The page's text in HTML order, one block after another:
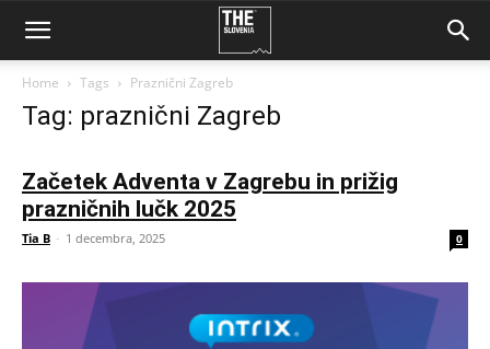
Home Tags Praznični Zagreb
Tag: praznični Zagreb
Začetek Adventa v Zagrebu in prižig
prazničnih lučk 2025
Tia B - 1 decembra, 2025 0